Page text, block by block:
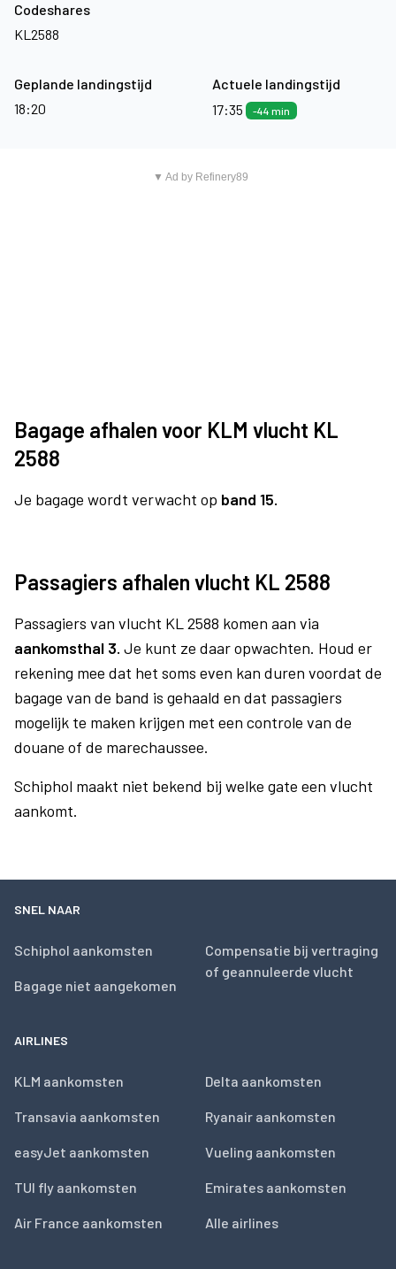
Codeshares
KL2588
Geplande landingstijd
18:20
Actuele landingstijd
17:35
-44 min
▼ Ad by Refinery89
Bagage afhalen voor KLM vlucht KL
2588
Je bagage wordt verwacht op band 15.
Passagiers afhalen vlucht KL 2588
Passagiers van vlucht KL 2588 komen aan via
aankomsthal 3. Je kunt ze daar opwachten. Houd er
rekening mee dat het soms even kan duren voordat de
bagage van de band is gehaald en dat passagiers
mogelijk te maken krijgen met een controle van de
douane of de marechaussee.
Schiphol maakt niet bekend bij welke gate een vlucht
aankomt.
SNEL NAAR
Schiphol aankomsten
Bagage niet aangekomen
Compensatie bij vertraging
of geannuleerde vlucht
AIRLINES
KLM aankomsten
Transavia aankomsten
easyJet aankomsten
TUI fly aankomsten
Air France aankomsten
Delta aankomsten
Ryanair aankomsten
Vueling aankomsten
Emirates aankomsten
Alle airlines